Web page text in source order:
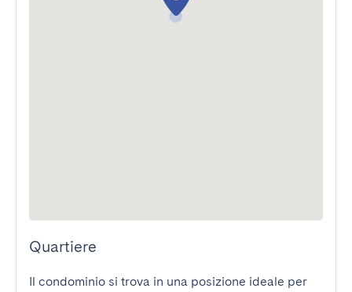
Quartiere
Il condominio si trova in una posizione ideale per